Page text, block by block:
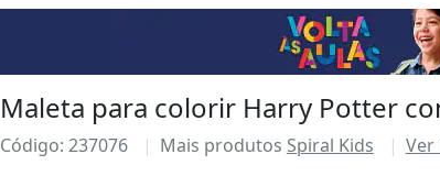
Maleta para colorir Harry Potter
Código: 237076 Mais produtos Spiral Kids